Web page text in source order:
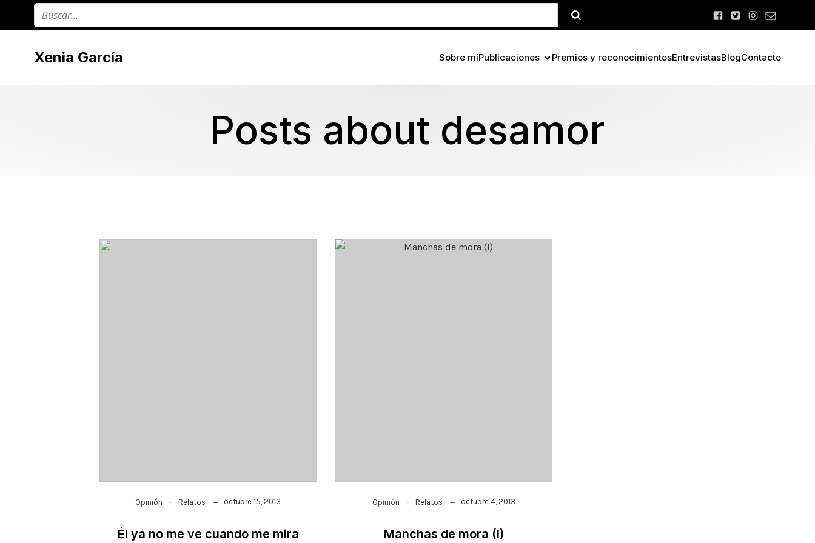
Xenia García Sobre míPublicaciones Premios y reconocimientosEntrevistasBlogContacto
Posts about desamor
Opinión - Relatos octubre 15, 2013
Él ya no me ve cuando me mira
Opinión - Relatos octubre 4, 2013
Manchas de mora (I)